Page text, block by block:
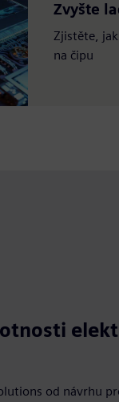
Zvyšte
Zjistěte,
na čipu
od návrhu